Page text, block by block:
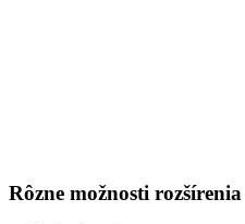
Rôzne možnosti rozšírenia